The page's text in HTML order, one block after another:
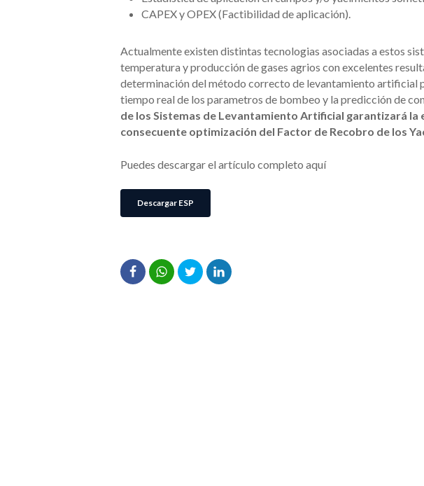
CAPEX y OPEX (Factibilidad de aplicación).
Actualmente existen distintas tecnologias asociadas a estos
temperatura y producción de gases agrios con excelentes
determinación del método correcto de levantamiento artificial
tiempo real de los parametros de bombeo y la predicción de
de los Sistemas de Levantamiento Artificial garantizará
consecuente optimización del Factor de Recobro de los
Puedes descargar el artículo completo aquí
Descargar ESP